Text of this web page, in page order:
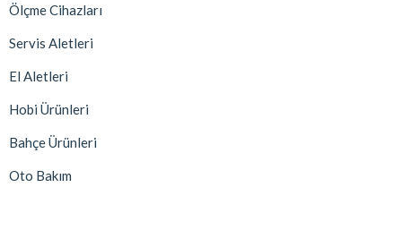
Ölçme Cihazları
Servis Aletleri
El Aletleri
Hobi Ürünleri
Bahçe Ürünleri
Oto Bakım